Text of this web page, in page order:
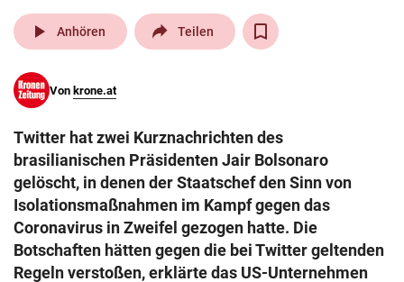
pin_drop
Wien arrow_right
search
eingeben
© Krone Multimedia GmbH & Co KG 2026
Muthgasse 2, 1190 Wien
play_arrow Anhören Teilen
Von krone.at
Twitter hat zwei Kurznachrichten des
brasilianischen Präsidenten Jair Bolsonaro
gelöscht, in denen der Staatschef den Sinn von
Isolationsmaßnahmen im Kampf gegen das
Coronavirus in Zweifel gezogen hatte. Die
Botschaften hätten gegen die bei Twitter geltenden
Regeln verstoßen, erklärte das US-Unternehmen